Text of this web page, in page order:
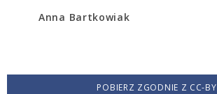
Anna Bartkowiak
POBIERZ ZGODNIE Z CC-BY